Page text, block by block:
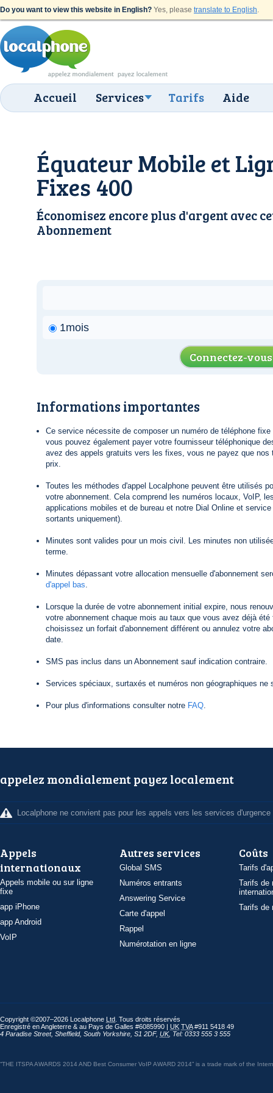
Do you want to view this website in English? Yes, please translate to English.
Accueil Services Tarifs Aide
Équateur Mobile et
Fixes 400
Économisez encore plus d'argent avec
Abonnement
1mois
Connectez-
Informations importantes
Ce service nécessite de composer un numéro de téléphone
vous pouvez également payer votre fournisseur téléphonique
avez des appels gratuits vers les fixes, vous ne payez que nos
prix.
Toutes les méthodes d'appel Localphone peuvent être utilisés
votre abonnement. Cela comprend les numéros locaux, VoIP,
applications mobiles et de bureau et notre Dial Online et
sortants uniquement).
Minutes sont valides pour un mois civil. Les minutes non
terme.
Minutes dépassant votre allocation mensuelle d'abonnement
d'appel bas.
Lorsque la durée de votre abonnement initial expire, nous
votre abonnement chaque mois au taux que vous avez déjà
choisissez un forfait d'abonnement différent ou annulez votre
date.
SMS pas inclus dans un Abonnement sauf indication contraire.
Services spéciaux, surtaxés et numéros non géographiques ne
Pour plus d'informations consulter notre FAQ.
appelez mondialement payez localement
Localphone ne convient pas pour les appels vers les services d'urgence
Appels
internationaux
Appels mobile ou sur ligne
fixe
app iPhone
app Android
VoIP
Autres services
Global SMS
Numéros entrants
Answering Service
Carte d'appel
Rappel
Numérotation en ligne
Coûts
Tarifs
Tarifs de
Tarifs de
Copyright ©2007–2026 Localphone Ltd . Tous droits réservés
Enregistré en Angleterre & au Pays de Galles #6085990 | UK TVA#911 5418 49
4 Paradise Street, Sheffield, South Yorkshire S1 2DF, UK, Tel: 0333 555 3 555
“THE ITSPA AWARDS 2014 AND Best Consumer VoIP AWARD 2014” is a trade mark of the